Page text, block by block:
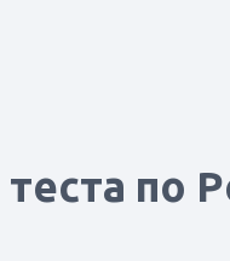
по